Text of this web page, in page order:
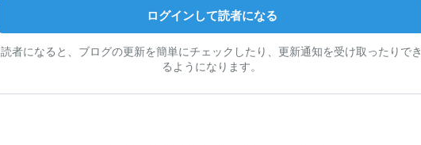
ログインして読者になる
読者になると、ブログの更新を簡単にチェックしたり、更新通知を受け取ったりでき
るようになります。